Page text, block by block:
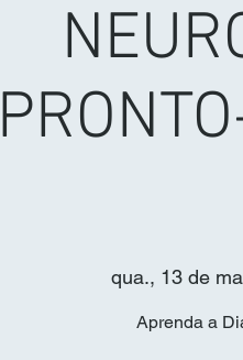
qua., 13 de
Aprenda a